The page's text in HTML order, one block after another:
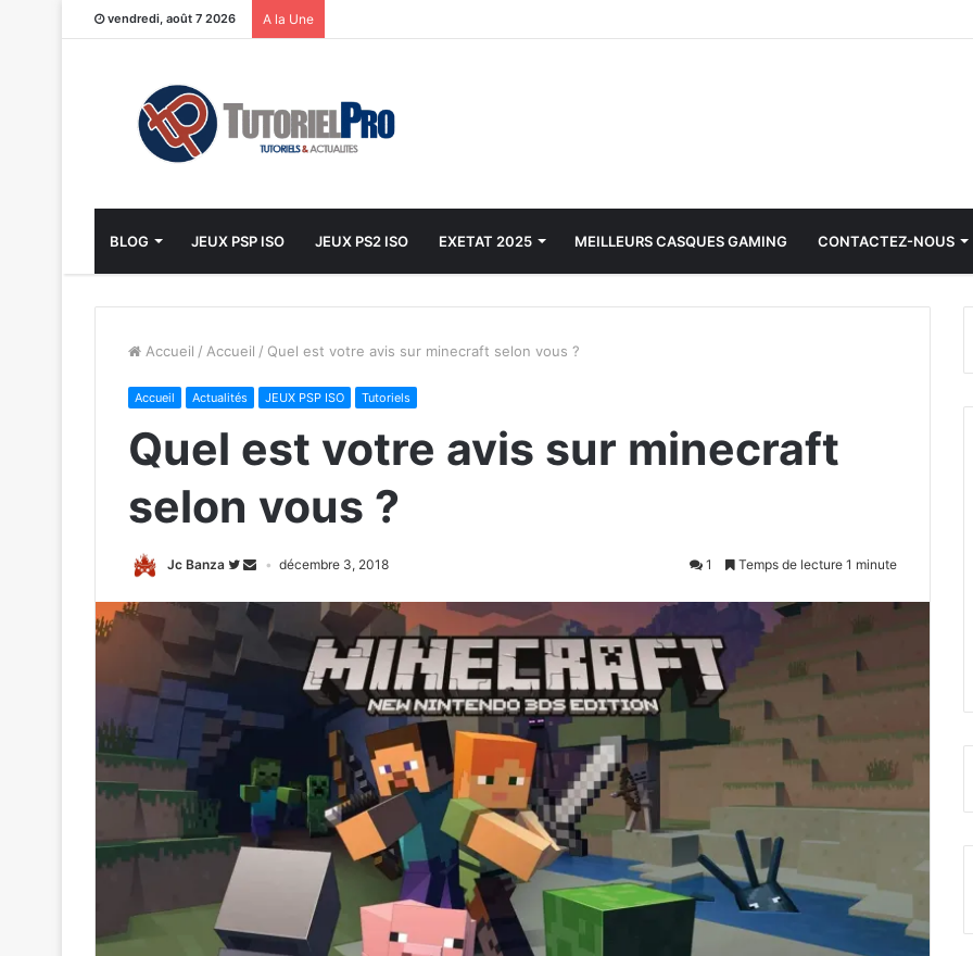
vendredi, août 7 2026 A la Une
BLOG JEUX PSP ISO JEUX PS2 ISO EXETAT 2025 MEILLEURS CASQUES GAMING CONTACTEZ-NOUS
Accueil / Accueil / Quel est votre avis sur minecraft selon vous ?
Accueil Actualités JEUX PSP ISO Tutoriels
Quel est votre avis sur minecraft
selon vous ?
Jc Banza décembre 3, 2018 1 Temps de lecture 1 minute